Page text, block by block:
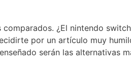
¿El nintendo
por un artículo muy
serán las alternativas